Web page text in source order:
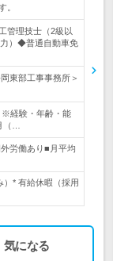
。
管理技士（2級以
）◆普通自動車免
東部工事事務所＞
※経験・年齢・能
（…
労働あり■月平均
* 有給休暇（採用
気になる